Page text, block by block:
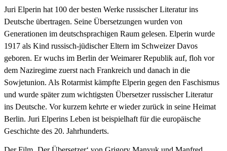
Juri Elperin hat 100 der besten Werke russischer Literatur ins
Deutsche übertragen. Seine Übersetzungen wurden von
Generationen im deutschsprachigen Raum gelesen. Elperin wurde
1917 als Kind russisch-jüdischer Eltern im Schweizer Davos
geboren. Er wuchs im Berlin der Weimarer Republik auf, floh vor
dem Naziregime zuerst nach Frankreich und danach in die
Sowjetunion. Als Rotarmist kämpfte Elperin gegen den Faschismus
und wurde später zum wichtigsten Übersetzer russischer Literatur
ins Deutsche. Vor kurzem kehrte er wieder zurück in seine Heimat
Berlin. Juri Elperins Leben ist beispielhaft für die europäische
Geschichte des 20. Jahrhunderts.